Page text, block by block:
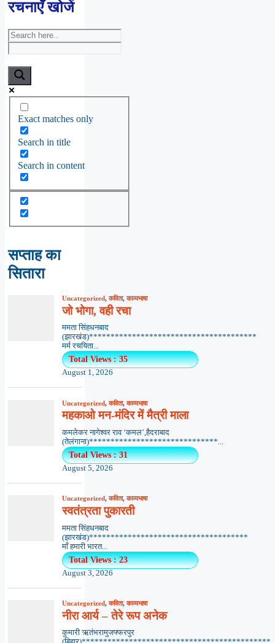
रचनाएँ खोजें
Exact matches only
Search in title
Search in content
सप्ताह का
सितारा
Uncategorized,कविता,काव्यभाषा
जो भोगा, वही रचा
ममता सिंहधनबाद
(झारखंड)***************************************
मर्म रचयिता...
Total Views : 35
August 1, 2026
Uncategorized,कविता,काव्यभाषा
महकाओ मन-मंदिर में मैत्री माला
कमलेकर नागेश्वर राव ‘कमल’,हैदराबाद
(तेलंगाना)******************************...
Total Views : 31
August 5, 2026
Uncategorized,कविता,काव्यभाषा
स्वतंत्रता पुकारती
ममता सिंहधनबाद
(झारखंड)*************************************
माँ हमारी भारत...
Total Views : 23
August 3, 2026
Uncategorized,कविता,काव्यभाषा
नीरा आर्य – तेरे रूप अनेक
कुमारी ऋतंभरामुजफ्फरपुर